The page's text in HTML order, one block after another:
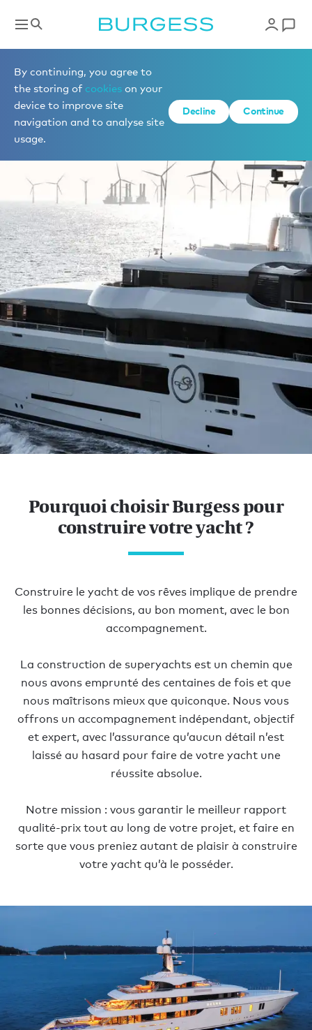
By continuing, you agree to
the storing of cookies on your
device to improve site
navigation and to analyse site
usage.
Decline Continue
VOTRE VISION.
NOTRE EXPERTISE.
Pourquoi choisir Burgess pour
construire votre yacht ?
Construire le yacht de vos rêves implique de prendre
les bonnes décisions, au bon moment, avec le bon
accompagnement.
La construction de superyachts est un chemin que
nous avons emprunté des centaines de fois et que
nous maîtrisons mieux que quiconque. Nous vous
offrons un accompagnement indépendant, objectif
et expert, avec l’assurance qu’aucun détail n’est
laissé au hasard pour faire de votre yacht une
réussite absolue.
Notre mission : vous garantir le meilleur rapport
qualité-prix tout au long de votre projet, et faire en
sorte que vous preniez autant de plaisir à construire
votre yacht qu’à le posséder.